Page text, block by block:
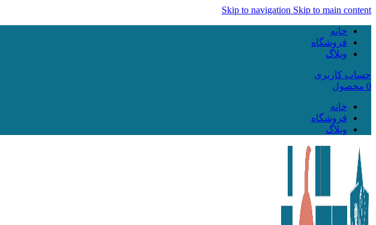
Skip to navigation Skip to main content
خانه
فروشگاه
وبلاگ
حساب کاربری
0 محصول
خانه
فروشگاه
وبلاگ